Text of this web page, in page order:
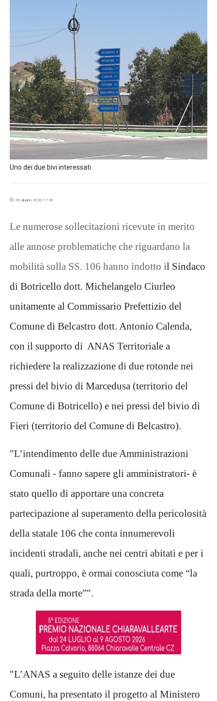
Uno dei due bivi interessati
30 giugno 2020 17:36
Le numerose sollecitazioni ricevute in merito
alle annose problematiche che riguardano la
mobilità sulla SS. 106 hanno indotto il Sindaco
di Botricello dott. Michelangelo Ciurleo
unitamente al Commissario Prefettizio del
Comune di Belcastro dott. Antonio Calenda,
con il supporto di ANAS Territoriale a
richiedere la realizzazione di due rotonde nei
pressi del bivio di Marcedusa (territorio del
Comune di Botricello) e nei pressi del bivio di
Fieri (territorio del Comune di Belcastro).
"L’intendimento delle due Amministrazioni
Comunali - fanno sapere gli amministratori- è
stato quello di apportare una concreta
partecipazione al superamento della pericolosità
della statale 106 che conta innumerevoli
incidenti stradali, anche nei centri abitati e per i
quali, purtroppo, è ormai conosciuta come “la
strada della morte”".
"L’ANAS a seguito delle istanze dei due
Comuni, ha presentato il progetto al Ministero